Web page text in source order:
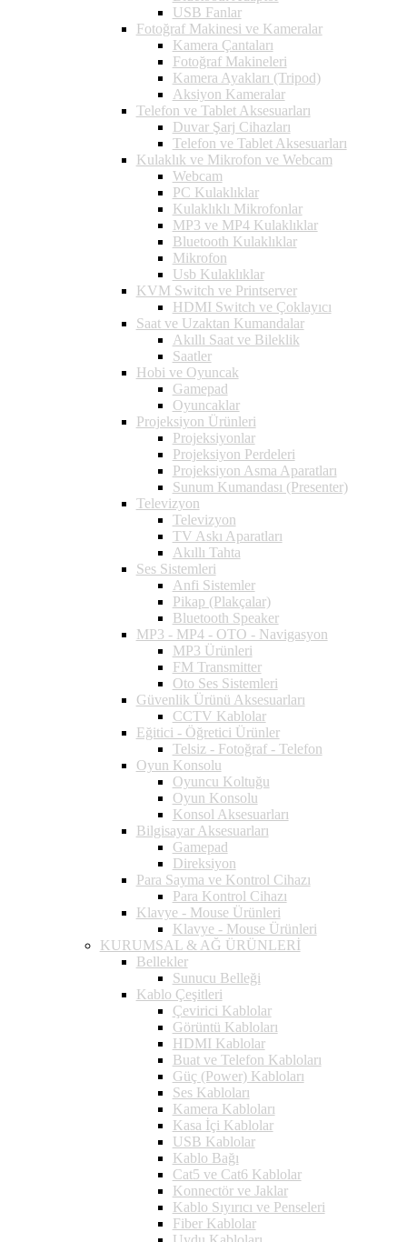
USB Fanlar
Fotoğraf Makinesi ve Kameralar
Kamera Çantaları
Fotoğraf Makineleri
Kamera Ayakları (Tripod)
Aksiyon Kameralar
Telefon ve Tablet Aksesuarları
Duvar Şarj Cihazları
Telefon ve Tablet Aksesuarları
Kulaklık ve Mikrofon ve Webcam
Webcam
PC Kulaklıklar
Kulaklıklı Mikrofonlar
MP3 ve MP4 Kulaklıklar
Bluetooth Kulaklıklar
Mikrofon
Usb Kulaklıklar
KVM Switch ve Printserver
HDMI Switch ve Çoklayıcı
Saat ve Uzaktan Kumandalar
Akıllı Saat ve Bileklik
Saatler
Hobi ve Oyuncak
Gamepad
Oyuncaklar
Projeksiyon Ürünleri
Projeksiyonlar
Projeksiyon Perdeleri
Projeksiyon Asma Aparatları
Sunum Kumandası (Presenter)
Televizyon
Televizyon
TV Askı Aparatları
Akıllı Tahta
Ses Sistemleri
Anfi Sistemler
Pikap (Plakçalar)
Bluetooth Speaker
MP3 - MP4 - OTO - Navigasyon
MP3 Ürünleri
FM Transmitter
Oto Ses Sistemleri
Güvenlik Ürünü Aksesuarları
CCTV Kablolar
Eğitici - Öğretici Ürünler
Telsiz - Fotoğraf - Telefon
Oyun Konsolu
Oyuncu Koltuğu
Oyun Konsolu
Konsol Aksesuarları
Bilgisayar Aksesuarları
Gamepad
Direksiyon
Para Sayma ve Kontrol Cihazı
Para Kontrol Cihazı
Klavye - Mouse Ürünleri
Klavye - Mouse Ürünleri
KURUMSAL & AĞ ÜRÜNLERİ
Bellekler
Sunucu Belleği
Kablo Çeşitleri
Çevirici Kablolar
Görüntü Kabloları
HDMI Kablolar
Buat ve Telefon Kabloları
Güç (Power) Kabloları
Ses Kabloları
Kamera Kabloları
Kasa İçi Kablolar
USB Kablolar
Kablo Bağı
Cat5 ve Cat6 Kablolar
Konnectör ve Jaklar
Kablo Sıyırıcı ve Penseleri
Fiber Kablolar